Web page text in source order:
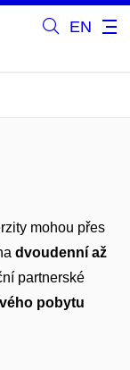
EN
mohou přes
dvoudenní až
partnerské
pobytu